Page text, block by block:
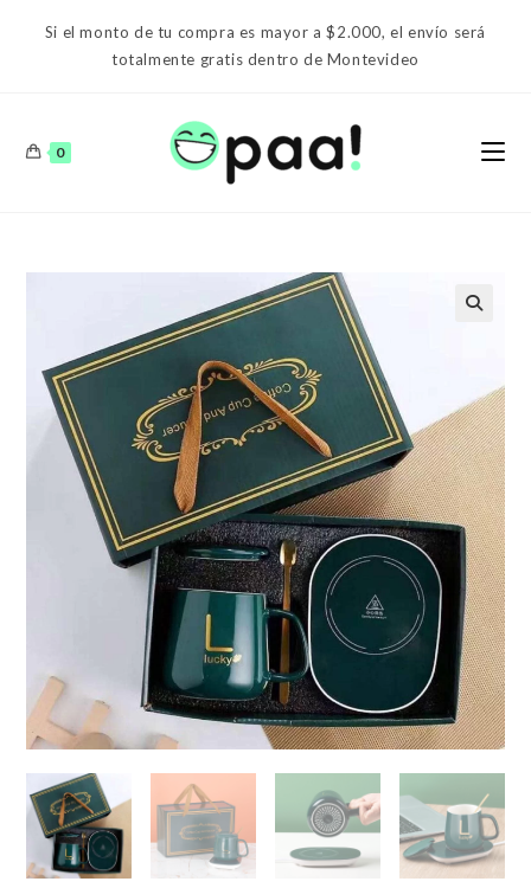
Si el monto de tu compra es mayor a $2.000, el envío será
totalmente gratis dentro de Montevideo
0